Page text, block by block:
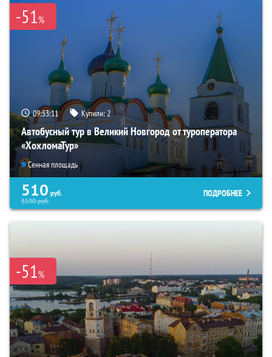
-51%
09:53:09 Купили:2
Автобусный тур в Великий Новгород от туроператора
«ХохломаТур»
Сенная площадь
510 руб.
5190руб.
ПОДРОБНЕЕ
-51%